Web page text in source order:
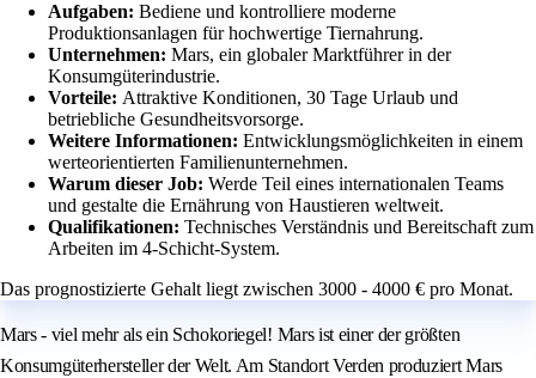
Aufgaben: Bediene und kontrolliere moderne
Produktionsanlagen für hochwertige Tiernahrung.
Unternehmen: Mars, ein globaler Marktführer in der
Konsumgüterindustrie.
Vorteile: Attraktive Konditionen, 30 Tage Urlaub und
betriebliche Gesundheitsvorsorge.
Weitere Informationen: Entwicklungsmöglichkeiten in einem
werteorientierten Familienunternehmen.
Warum dieser Job: Werde Teil eines internationalen Teams
und gestalte die Ernährung von Haustieren weltweit.
Qualifikationen: Technisches Verständnis und Bereitschaft zum
Arbeiten im 4-Schicht-System.
Das prognostizierte Gehalt liegt zwischen 3000 - 4000 € pro Monat.
Mars - viel mehr als ein Schokoriegel! Mars ist einer der größten
Konsumgüterhersteller der Welt. Am Standort Verden produziert Mars